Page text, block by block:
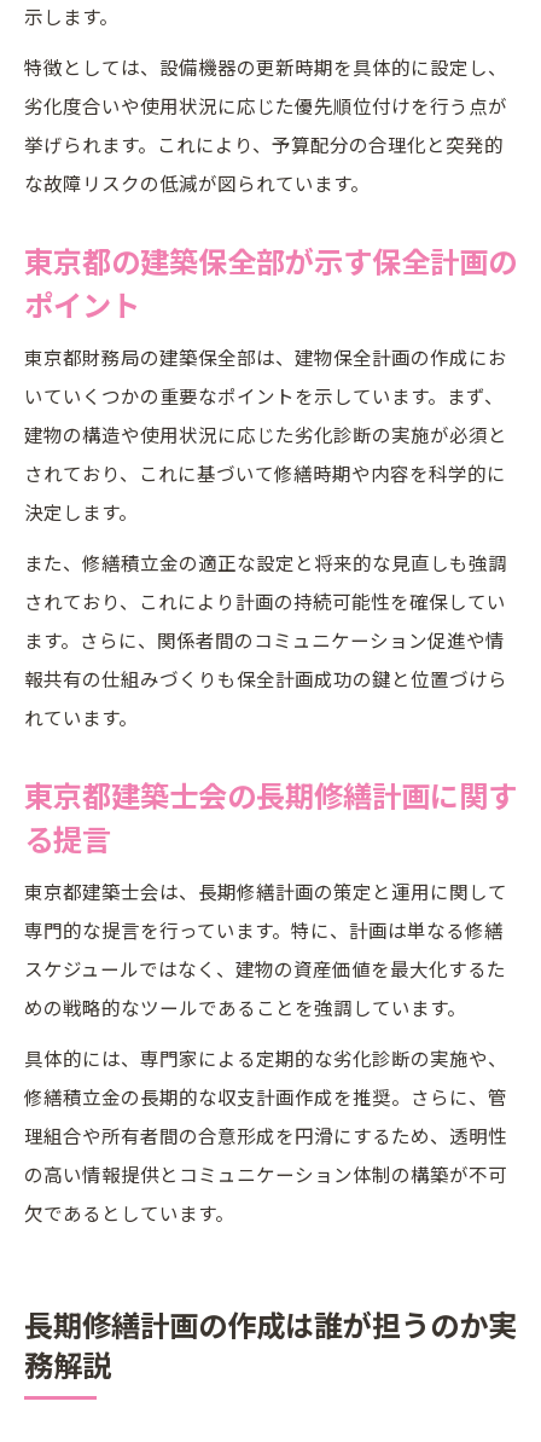
示します。
特徴としては、設備機器の更新時期を具体的に設定し、
劣化度合いや使用状況に応じた優先順位付けを行う点が
挙げられます。これにより、予算配分の合理化と突発的
な故障リスクの低減が図られています。
東京都の建築保全部が示す保全計画の
ポイント
東京都財務局の建築保全部は、建物保全計画の作成にお
いていくつかの重要なポイントを示しています。まず、
建物の構造や使用状況に応じた劣化診断の実施が必須と
されており、これに基づいて修繕時期や内容を科学的に
決定します。
また、修繕積立金の適正な設定と将来的な見直しも強調
されており、これにより計画の持続可能性を確保してい
ます。さらに、関係者間のコミュニケーション促進や情
報共有の仕組みづくりも保全計画成功の鍵と位置づけら
れています。
東京都建築士会の長期修繕計画に関す
る提言
東京都建築士会は、長期修繕計画の策定と運用に関して
専門的な提言を行っています。特に、計画は単なる修繕
スケジュールではなく、建物の資産価値を最大化するた
めの戦略的なツールであることを強調しています。
具体的には、専門家による定期的な劣化診断の実施や、
修繕積立金の長期的な収支計画作成を推奨。さらに、管
理組合や所有者間の合意形成を円滑にするため、透明性
の高い情報提供とコミュニケーション体制の構築が不可
欠であるとしています。
長期修繕計画の作成は誰が担うのか実
務解説